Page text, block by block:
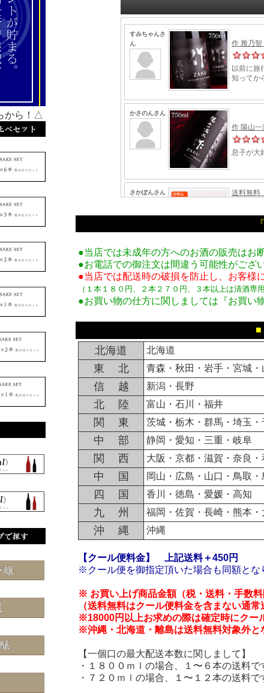
●当店では未成年の方へのお酒の販売はお
●お電話での御注文は間違う可能性がござ
●当店では配送時の破損を防止し、お客様
（１本１８０円、２本２７０円、３本以上は清酒専
●お買い物の仕方に関しましては『お買い
■
北海道 北海道
東 北 青森・秋田・岩手・宮城・
信 越 新潟・長野
北 陸 富山・石川・福井
関 東 茨城・栃木・群馬・埼玉
中 部 静岡・愛知・三重・岐阜
関 西 大阪・京都・滋賀・奈良
中 国 岡山・広島・山口・鳥取・
四 国 香川・徳島・愛媛・高知
九 州 福岡・佐賀・長崎・熊本
沖 縄 沖縄
【クール便料金】
上記送料＋450円
※クール便を御指定頂いた場合も同額とな
※ お買い上げ商品金額（税・送料・手数
（送料無料はクール便料金を含まない通常
※18000円以上お求めの際は確定時にクー
※沖縄・北海道・離島は送料無料対象外と
【一個口の最大配送本数に関しまして】
・１８００ｍｌの場合、１〜６本の送料
・７２０ｍｌの場合、１〜１２本の送料
から！△